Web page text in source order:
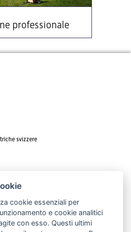
professionale
svizzere
cookie essenziali per
e cookie analitici
con esso. Questi ultimi